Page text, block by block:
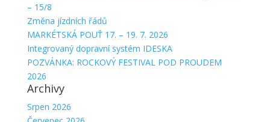
– 15/8
Změna jízdních řádů
MARKÉTSKÁ POUŤ 17. – 19. 7. 2026
Integrovaný dopravní systém IDESKA
POZVÁNKA: ROCKOVÝ FESTIVAL POD PROUDEM
2026
Archivy
Srpen 2026